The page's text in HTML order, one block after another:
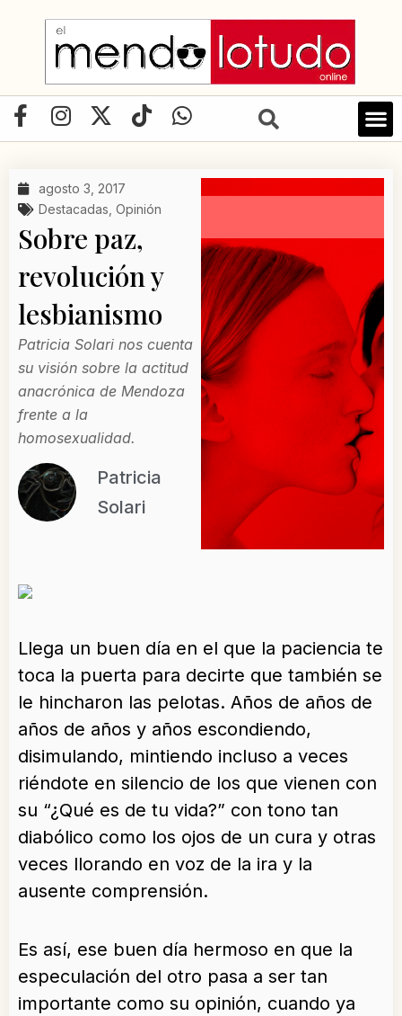
contenido
F
a
e
b
o
o
k
-
f
I
n
t
a
r
a
m
X
-
w
i
t
e
r
T
i
o
W
h
agosto 3, 2017
Destacadas Opinión
Sobre paz,
revolución y
lesbianismo
Patricia Solari nos cuenta
su visión sobre la actitud
anacrónica de Mendoza
frente a la
homosexualidad.
Patricia
Solari
Llega un buen día en el que la paciencia te
toca la puerta para decirte que también se
le hincharon las pelotas. Años de años de
años de años y años escondiendo,
disimulando, mintiendo incluso a veces
riéndote en silencio de los que vienen con
su “¿Qué es de tu vida?” con tono tan
diabólico como los ojos de un cura y otras
veces llorando en voz de la ira y la
ausente comprensión.
Es así, ese buen día hermoso en que la
especulación del otro pasa a ser tan
importante como su opinión, cuando ya